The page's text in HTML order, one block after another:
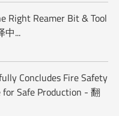
Right Reamer Bit & Tool
中...
Concludes Fire Safety
Safe Production - 翻